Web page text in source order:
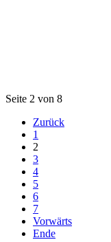
Seite 2 von 8
Zurück
1
2
3
4
5
6
7
Vorwärts
Ende